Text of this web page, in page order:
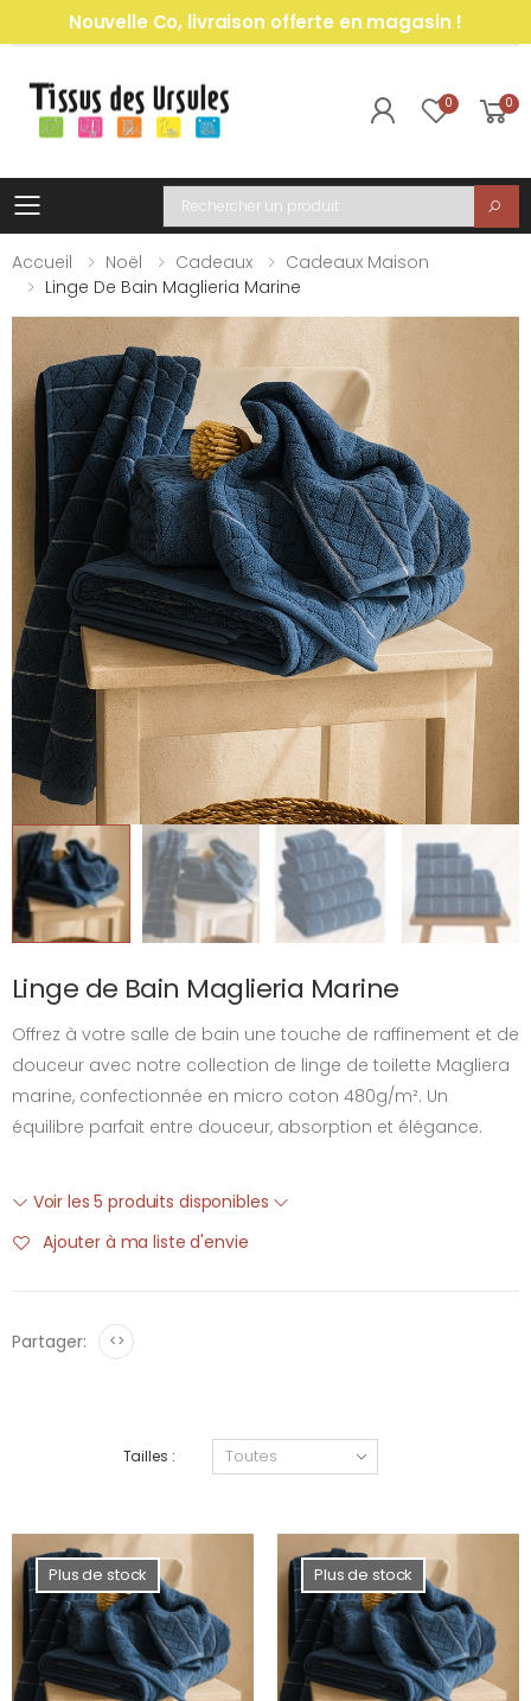
Nouvelle Co, livraison offerte en magasin !
0 0
Toggle mobile menu
Recherche
Accueil
Noël Cadeaux
Cadeaux Maison
Linge De Bain Maglieria Marine
Linge de Bain Maglieria Marine
Offrez à votre salle de bain une touche de raffinement et de
douceur avec notre collection de linge de toilette Magliera
marine, confectionnée en micro coton 480g/m². Un
équilibre parfait entre douceur, absorption et élégance.
Voir les 5 produits disponibles
Ajouter à ma liste d'envie
Partager: <>
Tailles :
Plus de stock Plus de stock